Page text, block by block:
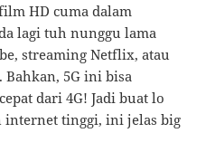
HD cuma dalam
lagi tuh nunggu lama
streaming Netflix, atau
Bahkan, 5G ini bisa
dari 4G! Jadi buat lo
internet tinggi, ini jelas big